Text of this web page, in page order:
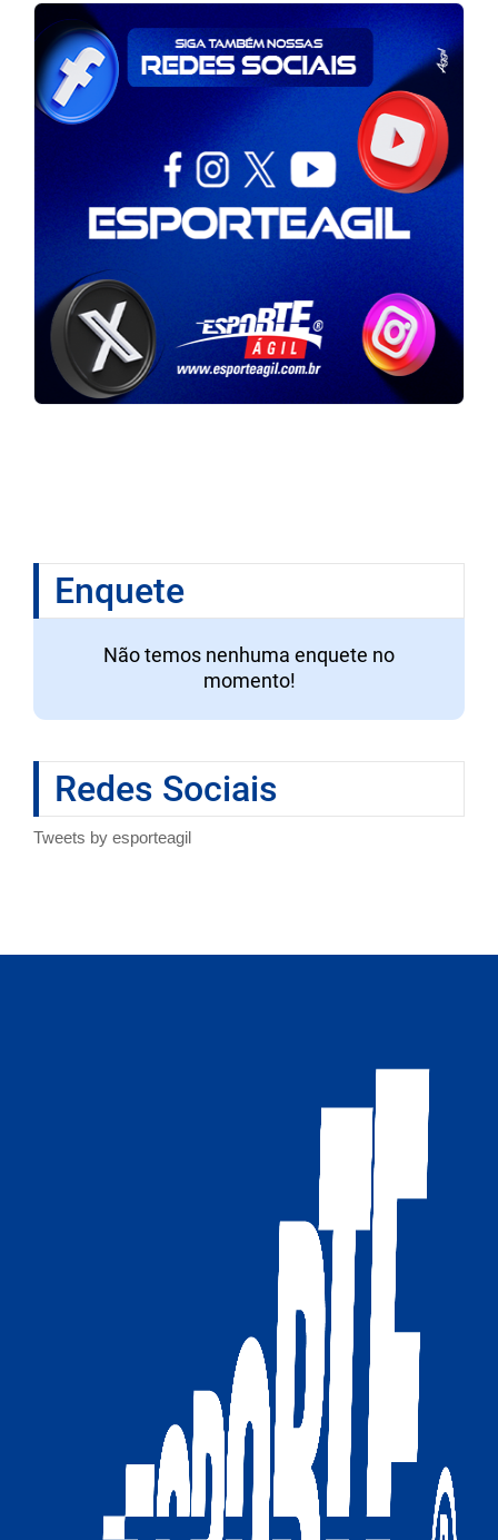
Enquete
Não temos nenhuma enquete no
momento!
Redes Sociais
Tweets by esporteagil